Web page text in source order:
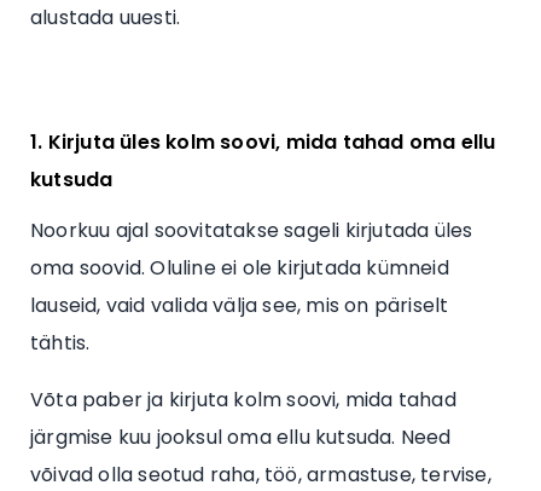
alustada uuesti.
1. Kirjuta üles kolm soovi, mida tahad oma ellu
kutsuda
Noorkuu ajal soovitatakse sageli kirjutada üles
oma soovid. Oluline ei ole kirjutada kümneid
lauseid, vaid valida välja see, mis on päriselt
tähtis.
Võta paber ja kirjuta kolm soovi, mida tahad
järgmise kuu jooksul oma ellu kutsuda. Need
võivad olla seotud raha, töö, armastuse, tervise,